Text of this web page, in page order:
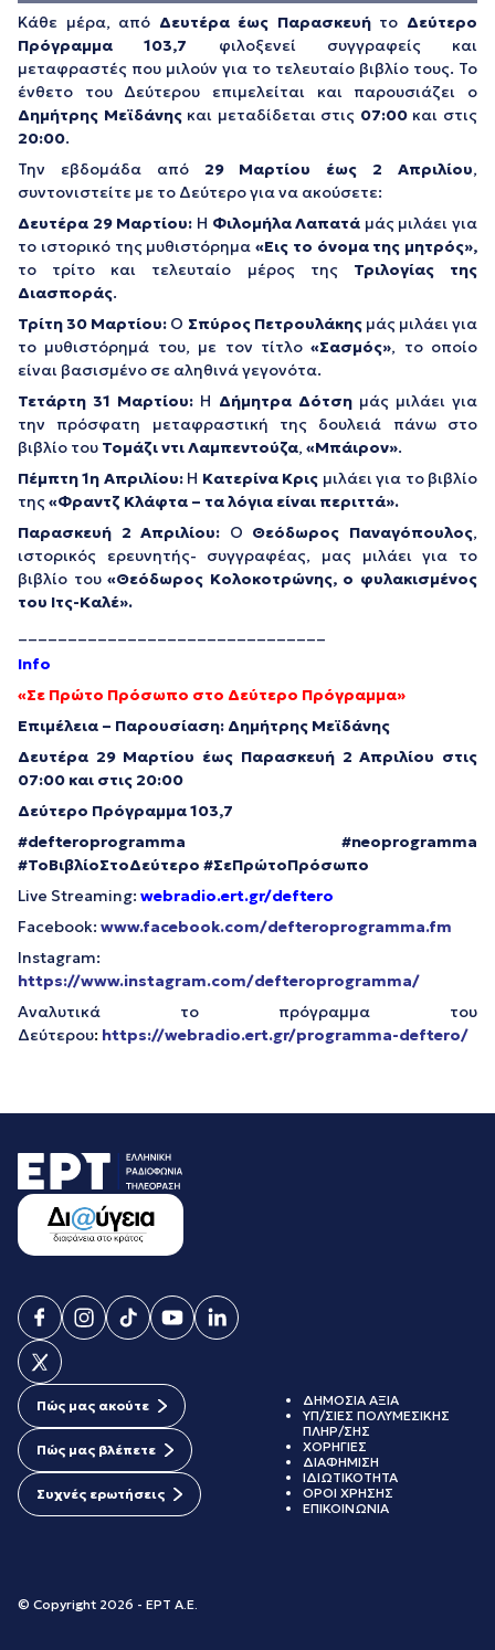
Κάθε μέρα, από Δευτέρα έως Παρασκευήτο Δεύτερο
Πρόγραμμα 103,7 φιλοξενεί συγγραφείς και
μεταφραστές που μιλούν για το τελευταίο βιβλίο τους. Το
ένθετο του Δεύτερου επιμελείται και παρουσιάζει ο
Δημήτρης Μεϊδάνηςκαι μεταδίδεται στις 07:00και στις
20:00.
Την εβδομάδα από 29 Μαρτίου έως 2 Απριλίου,
συντονιστείτε με το Δεύτερο για να ακούσετε:
Δευτέρα 29 Μαρτίου: Η Φιλομήλα Λαπατά μάς μιλάει για
το ιστορικό της μυθιστόρημα «Εις το όνομα της μητρός»,
το τρίτο και τελευταίο μέρος της Τριλογίας της
Διασποράς.
Τρίτη 30 Μαρτίου: Ο Σπύρος Πετρουλάκηςμάς μιλάει για
το μυθιστόρημά του, με τον τίτλο«Σασμός», το οποίο
είναι βασισμένο σε αληθινά γεγονότα.
Τετάρτη 31 Μαρτίου: Η Δήμητρα Δότσημάς μιλάει για
την πρόσφατη μεταφραστική της δουλειά πάνω στο
βιβλίο του Τομάζι ντι Λαμπεντούζα, «Μπάιρον».
Πέμπτη 1η Απριλίου: Η Κατερίνα Κρις μιλάει για το βιβλίο
της«Φραντζ Κλάφτα – τα λόγια είναι περιττά».
Παρασκευή 2 Απριλίου: Ο Θεόδωρος Παναγόπουλος,
ιστορικός ερευνητής- συγγραφέας, μας μιλάει για το
βιβλίο του«Θεόδωρος Κολοκοτρώνης, ο φυλακισμένος
του Ιτς-Καλέ».
Info
«Σε Πρώτο Πρόσωπο στο Δεύτερο Πρόγραμμα»
Επιμέλεια – Παρουσίαση: Δημήτρης Μεϊδάνης
Δευτέρα 29 Μαρτίου έως Παρασκευή 2 Απριλίου στις
07:00 και στις 20:00
Δεύτερο Πρόγραμμα 103,7
#defteroprogramma #neoprogramma
#ΤοΒιβλίοΣτοΔεύτερο #ΣεΠρώτοΠρόσωπο
Live Streaming: webradio.ert.gr/deftero
Facebook: www.facebook.com/defteroprogramma.fm
Instagram:
https://www.instagram.com/defteroprogramma/
Αναλυτικά το πρόγραμμα του
Δεύτερου: https://webradio.ert.gr/programma-deftero/
Πώς μας ακούτε
Πώς μας βλέπετε
Συχνές ερωτήσεις
© Copyright 2026 - ΕΡΤ Α.Ε.
ΔΗΜΟΣΙΑ ΑΞΙΑ
ΥΠ/ΣΙΕΣ ΠΟΛΥΜΕΣΙΚΗΣ
ΠΛΗΡ/ΣΗΣ
ΧΟΡΗΓΙΕΣ
ΔΙΑΦΗΜΙΣΗ
ΙΔΙΩΤΙΚΟΤΗΤΑ
ΟΡΟΙ ΧΡΗΣΗΣ
ΕΠΙΚΟΙΝΩΝΙΑ